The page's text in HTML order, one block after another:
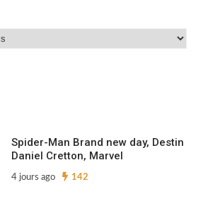
Spider-Man Brand new day, Destin
Daniel Cretton, Marvel
4 jours ago 142